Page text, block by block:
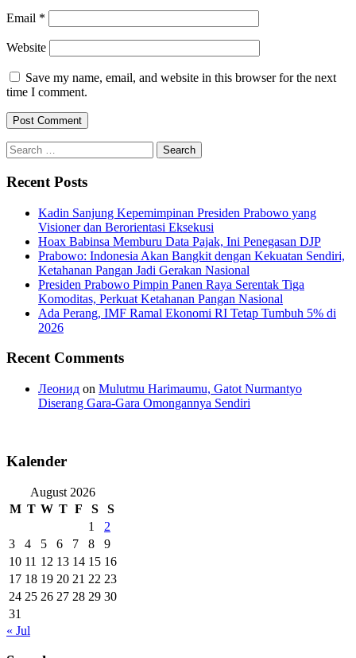
Email *
Website
Save my name, email, and website in this browser for the next
time I comment.
Search
for:
Recent Posts
Kadin Sanjung Kepemimpinan Presiden Prabowo yang
Visioner dan Berorientasi Eksekusi
Hoax Babinsa Memburu Data Pajak, Ini Penegasan DJP
Prabowo: Indonesia Akan Bangkit dengan Kekuatan Sendiri,
Ketahanan Pangan Jadi Gerakan Nasional
Presiden Prabowo Pimpin Panen Raya Serentak Tiga
Komoditas, Perkuat Ketahanan Pangan Nasional
Ada Perang, IMF Ramal Ekonomi RI Tetap Tumbuh 5% di
2026
Recent Comments
Леонид on Mulutmu Harimaumu, Gatot Nurmantyo
Diserang Gara-Gara Omongannya Sendiri
Kalender
August 2026
M T W T F S
S
1
2
3
4 5 6 7 8
9
10 11 12 13 14 15 16
17 18 19 20 21 22 23
24 25 26 27 28 29 30
31
« Jul